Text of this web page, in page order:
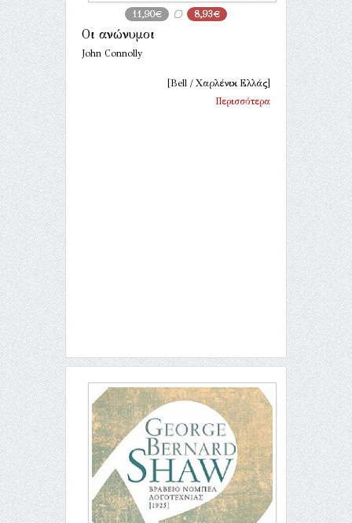
11,90€ 8,93€
Οι ανώνυμοι
John Connolly
[Bell / Χαρλένικ Ελλάς]
Περισσότερα